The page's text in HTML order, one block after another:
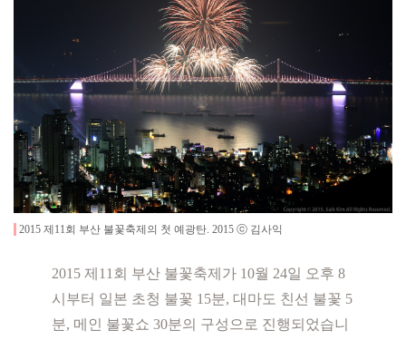
2015 제11회 부산 불꽃축제의 첫 예광탄. 2015 ⓒ 김사익
2015 제11회 부산 불꽃축제가 10월 24일 오후 8
시부터 일본 초청 불꽃 15분, 대마도 친선 불꽃 5
분, 메인 불꽃쇼 30분의 구성으로 진행되었습니